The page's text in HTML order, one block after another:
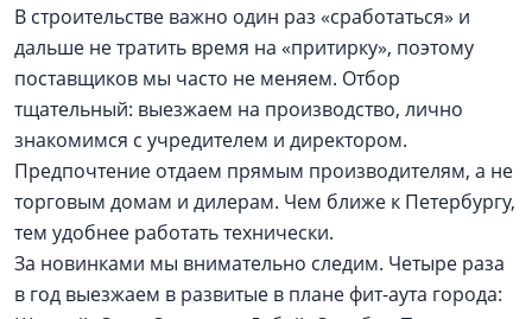
В строительстве важно один раз «сработаться» и
дальше не тратить время на «притирку», поэтому
поставщиков мы часто не меняем. Отбор
тщательный: выезжаем на производство, лично
знакомимся с учредителем и директором.
Предпочтение отдаем прямым производителям, а не
торговым домам и дилерам. Чем ближе к Петербургу,
тем удобнее работать технически.
За новинками мы внимательно следим. Четыре раза
в год выезжаем в развитые в плане фит-аута города: